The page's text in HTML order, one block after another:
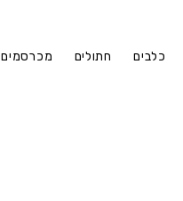
מכרסמים חתולים כלבים